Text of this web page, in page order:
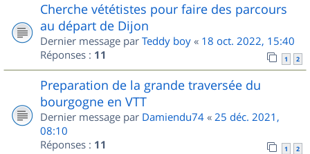
Cherche vététistes pour faire des parcours
au départ de Dijon
Dernier message par Teddy boy « 18 oct. 2022, 15:40
Réponses : 11 1 2
Preparation de la grande traversée du
bourgogne en VTT
Dernier message par Damiendu74 « 25 déc. 2021,
08:10
Réponses : 11 1 2